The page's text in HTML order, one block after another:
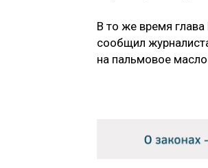
В то же время
сообщил
на пальмовое